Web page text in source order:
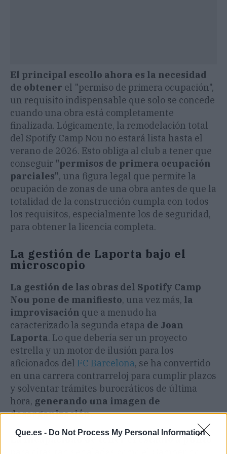
Que.es - Do Not Process My Personal Information
El principal escollo ahora es la necesidad
de obtener el "permiso de primera ocupación",
un requisito indispensable que solo se concede
cuando una obra está completamente
finalizada. Lógicamente, la remodelación total
del Spotify Camp Nou no estará lista hasta el
verano de 2026. Esto obliga al club a tener que
conseguir "permisos de primera ocupación
parciales", una figura legal que permite la
ocupación de zonas de una obra antes de que la
totalidad de la construcción cumpla con todos
los requisitos, especialmente los de seguridad,
para obtener la licencia completa.
La gestión de Laporta bajo el
microscopio
La gestión de las obras del Spotify Camp
Nou pone de manifiesto, una vez más, la
improvisación que a menudo ha
caracterizado la segunda etapa de Joan
Laporta. Lo que debería ser un proyecto
estrella y un motor de ilusión para los
aficionados del FC Barcelona, se ha convertido
en una carrera contrarreloj para cumplir plazos
y solventar trámites burocráticos de última
hora, generando una imagen de
desorganización.
La incapacidad de tener el estadio a punto